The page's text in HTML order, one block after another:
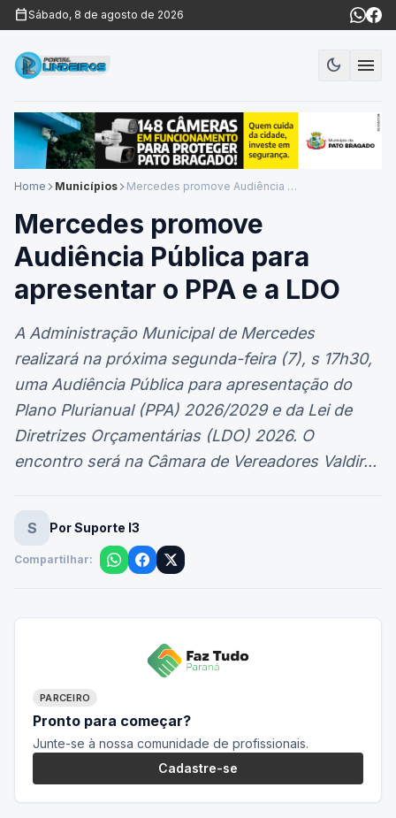
calendar_todaySábado, 8 de agosto de 2026
dark_modeModo
menu
Home arrow_forward_ios Municípios arrow_forward_ios Mercedes promove Audiência Pública para apresentar o PPA e a LDO
Mercedes promove
Audiência Pública para
apresentar o PPA e a LDO
A Administração Municipal de Mercedes
realizará na próxima segunda-feira (7), s 17h30,
uma Audiência Pública para apresentação do
Plano Plurianual (PPA) 2026/2029 e da Lei de
Diretrizes Orçamentárias (LDO) 2026. O
encontro será na Câmara de Vereadores Valdir...
S Por Suporte I3
Compartilhar:
PARCEIRO
Pronto para começar?
Junte-se à nossa comunidade de profissionais.
Cadastre-se